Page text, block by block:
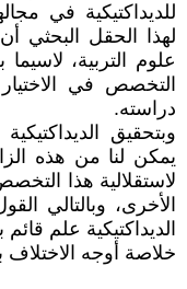
للديداكتيكية في
لهذا الحقل
علوم التربية،
التخصص في
دراسته.
وبتحقيق
يمكن لنا من هذه
لاستقلالية هذا
الأخرى، وبالتالي
الديداكتيكية علم قائم
خلاصة أوجه الاختلاف